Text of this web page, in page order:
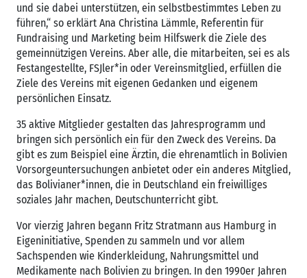
und sie dabei unterstützen, ein selbstbestimmtes Leben zu
führen,“ so erklärt Ana Christina Lämmle, Referentin für
Fundraising und Marketing beim Hilfswerk die Ziele des
gemeinnützigen Vereins. Aber alle, die mitarbeiten, sei es als
Festangestellte, FSJler*in oder Vereinsmitglied, erfüllen die
Ziele des Vereins mit eigenen Gedanken und eigenem
persönlichen Einsatz.
35 aktive Mitglieder gestalten das Jahresprogramm und
bringen sich persönlich ein für den Zweck des Vereins. Da
gibt es zum Beispiel eine Ärztin, die ehrenamtlich in Bolivien
Vorsorgeuntersuchungen anbietet oder ein anderes Mitglied,
das Bolivianer*innen, die in Deutschland ein freiwilliges
soziales Jahr machen, Deutschunterricht gibt.
Vor vierzig Jahren begann Fritz Stratmann aus Hamburg in
Eigeninitiative, Spenden zu sammeln und vor allem
Sachspenden wie Kinderkleidung, Nahrungsmittel und
Medikamente nach Bolivien zu bringen. In den 1990er Jahren